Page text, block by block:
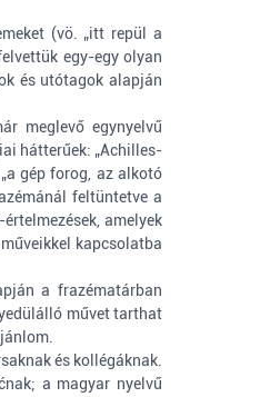
(vö. „itt repül a
egy-egy olyan
és utótagok alapján
meglevő egynyelvű
hátterűek: „Achilles-
gép forog, az alkotó
feltüntetve a
amelyek
kapcsolatba
a frazématárban
művet tarthat
és kollégáknak.
a magyar nyelvű